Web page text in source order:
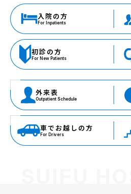
入院の方
初診の方
外来表
車でお越しの方